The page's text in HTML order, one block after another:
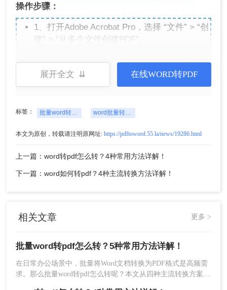
操作步骤：
1、打开Adobe Acrobat Pro，选择 “文件” > “创
建” > “从多个文件创建PDF”。
2、添加所有需要转换的Word文档，并调整文
3、点击 “创建”，选择保存路径后生成PDF文
件。
三、在线转换工具
通过网页平台实现快速转换，适合轻量级需求和非
敏感文件。
优点 ：无需安装、跨平台、操作简单。
展开全文 ⇊ 在线WORD转PDF
标签： 批量word转pdf怎么转 word批量转pdf工具
本文为原创，转载请注明原网址: https://pdftoword.55.la/news/19286.html
上一篇：word转pdf怎么转？4种常用方法详解！
下一篇：word如何转pdf？4种主流转换方法详解！
相关文章 更多 >
批量word转pdf怎么转？5种常用方法详解！
在日常办公场景中，批量将Word文档转换为PDF格式是高频需
求。那么批量word转pdf怎么转呢？本文从四种主流转换方案，